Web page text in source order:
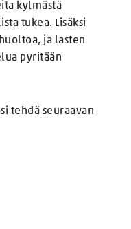
kylmästä
tukea. Lisäksi
ja lasten
pyritään
tehdä seuraavan